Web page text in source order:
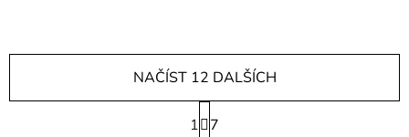
NAČÍST 12 DALŠÍCH
S
t
1
7